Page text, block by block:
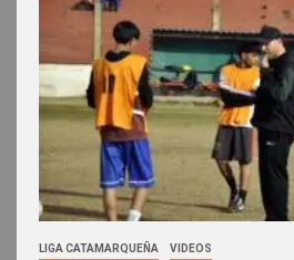
LIGA CATAMARQUEÑA VIDEOS